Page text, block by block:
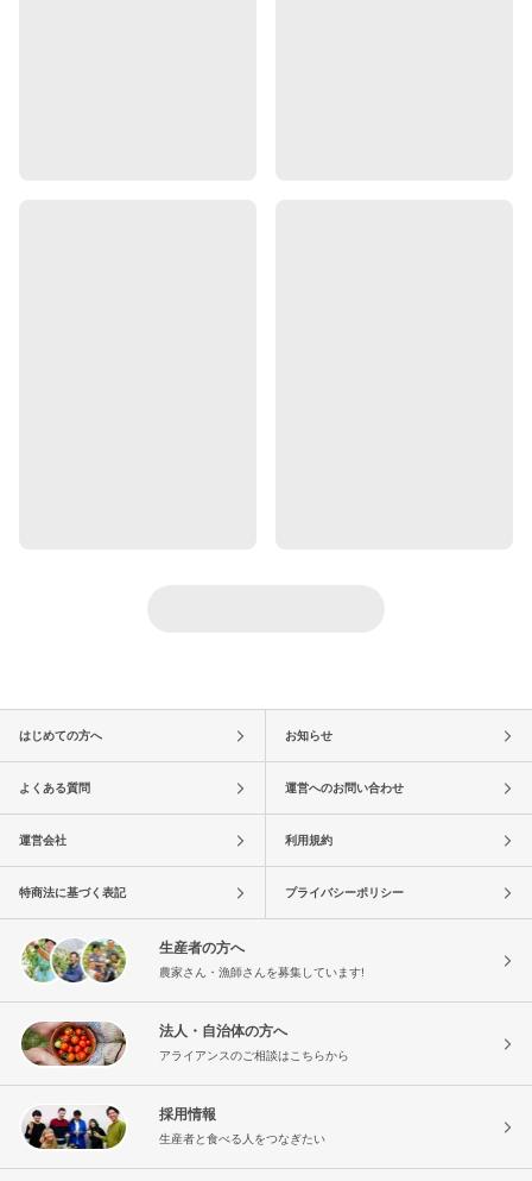
はじめての方へ お知らせ
よくある質問 運営へのお問い合わせ
運営会社 利用規約
特商法に基づく表記 プライバシーポリシー
生産者の方へ
農家さん・漁師さんを募集しています!
法人・自治体の方へ
アライアンスのご相談はこちらから
採用情報
生産者と食べる人をつなぎたい